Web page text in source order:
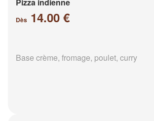
Pizza indienne
Dès 14.00 €
Base crème, fromage, poulet, curry